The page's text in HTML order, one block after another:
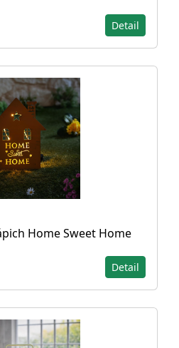
Detail
Home Sweet Home
Detail